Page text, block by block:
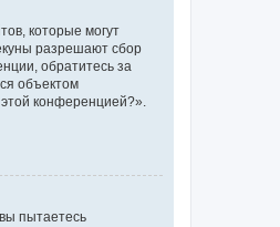
которые могут
разрешают сбор
обратитесь за
объектом
конференцией?».
пытаетесь